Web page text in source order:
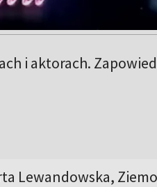
i aktorach.
Lewandowska,